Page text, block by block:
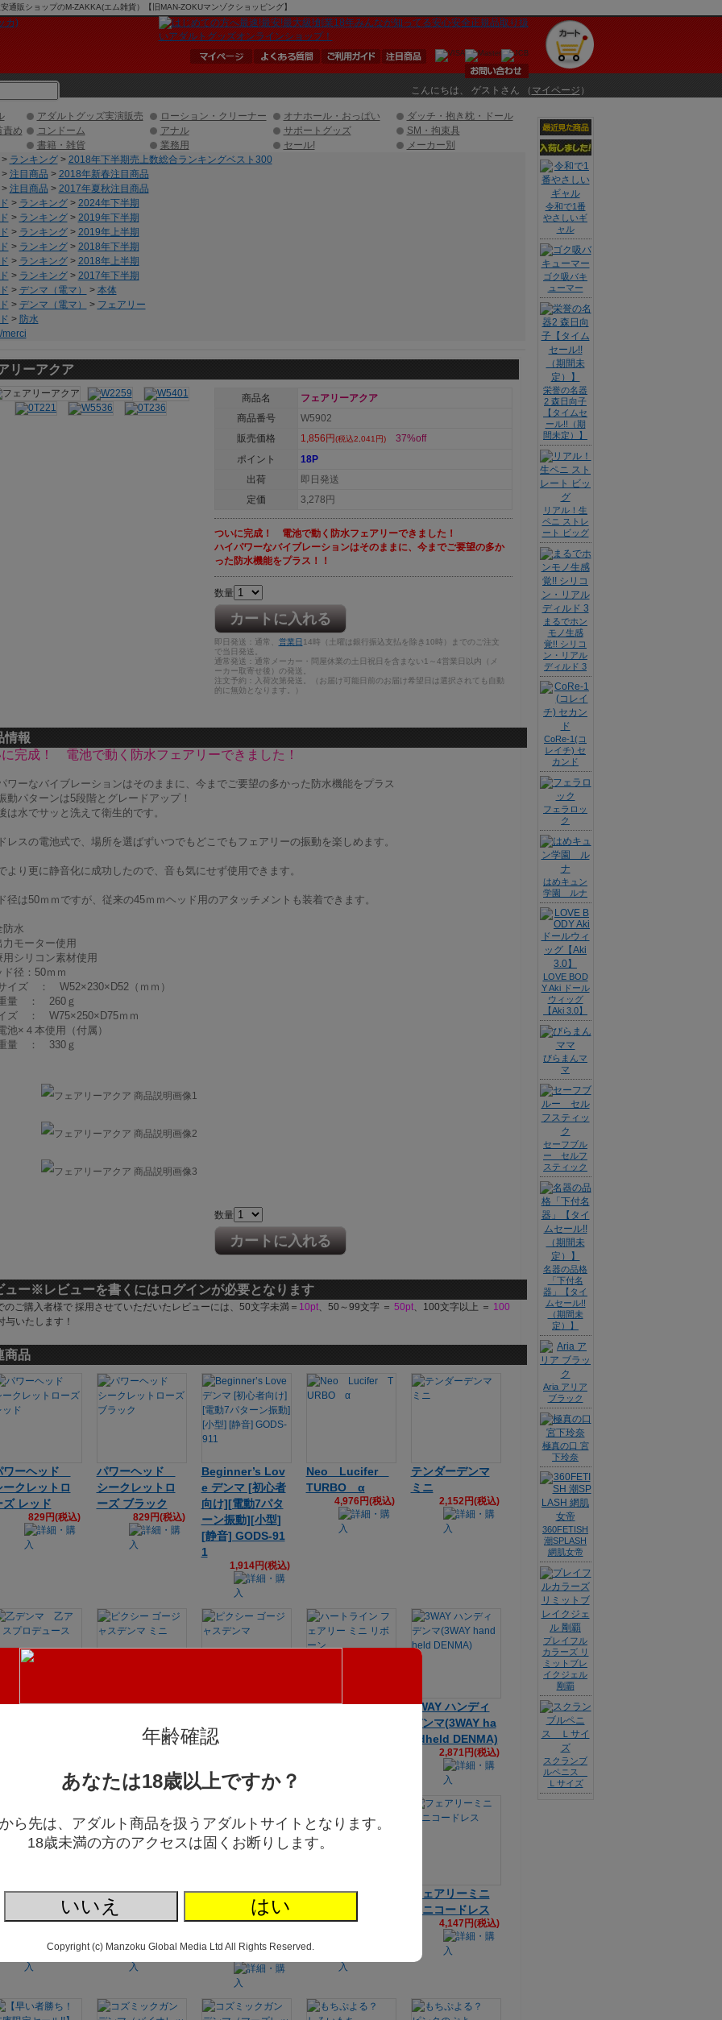
年齢確認
あなたは18歳以上ですか？
ら先は、アダルト商品を扱うアダルトサイトとなります。
18歳未満の方のアクセスは固くお断りします。
いいえ はい
Copyright (c) Manzoku Global Media Ltd All Rights Reserved.
販ショップのM-ZAKKA(エム雑貨）【旧MAN-ZOKUマンゾクショッピング】
こんにちは、 ゲストさん （ マイページ ）
アダルトグッズ実演販売 ローション・クリーナー オナホール・おっぱい
ダッチ・抱き枕・ドール
責め
コンドーム アナル サポートグッズ
SM・拘束具
書籍・雑貨
業務用 セール!
メーカー別
ランキング> 2018年下半期売上数総合ランキングベスト300
注目商品 > 2018年新春注目商品
注目商品 > 2017年夏秋注目商品
> ランキング> 2024年下半期
> ランキング> 2019年下半期
> ランキング> 2019年上半期
> ランキング> 2018年下半期
> ランキング> 2018年上半期
> ランキング> 2017年下半期
> デンマ（電マ） > 本体
> デンマ（電マ） > フェアリー
> 防水
merci
リーアクア
商品名
フェアリーアクア
商品番号
W5902
販売価格
1,856円(税込2,041円)
37%off
ポイント
18P
出荷
即日発送
定価
3,278円
ついに完成！ 電池で動く防水フェアリーできました！
ハイパワーなバイブレーションはそのままに、今までご要望の多か
った防水機能をプラス！！
数量
カートに入れる
即日発送：通常、 営業日 14時（土曜は銀行振込支払を除き10時）までのご注文
で当日発送。
通常発送：通常メーカー・問屋休業の土日祝日を含まない1～4営業日以内（メ
ーカー取寄せ後）の発送。
注文予約：入荷次第発送。（お届け可能日前のお届け希望日は選択されても自動
的に無効となります。）
情報
完成！ 電池で動く防水フェアリーできました！
ワーなバイブレーションはそのままに、今までご要望の多かった防水機能をプラス
動パターンは5段階とグレードアップ！
は水でサッと洗えて衛生的です。
レスの電池式で、場所を選ばずいつでもどこでもフェアリーの振動を楽しめます。
より更に静音化に成功したので、音も気にせず使用できます。
径は50ｍｍですが、従来の45ｍｍヘッド用のアタッチメントも装着できます。
防水
モーター使用
シリコン素材使用
径：50ｍｍ
イズ ： W52×230×D52（ｍｍ）
量 ： 260ｇ
ズ ： W75×250×D75ｍｍ
池×４本使用（付属）
量 ： 330ｇ
数量
カートに入れる
ュー※レビューを書くにはログインが必要となります
のご購入者様で 採用させていただいたレビューには、50文字未満＝ 10pt、50～99文字 ＝ 50pt、100文字以上 ＝ 100
与いたします！
商品
ワーヘッド
ークレットロ
ズ レッド
829円(税込)
パワーヘッド
シークレットロ
ーズ ブラック
829円(税込)
Beginner’s Lov
e デンマ [初心者
向け][電動7パタ
ーン振動][小型]
[静音] GODS-91
1
1,914円(税込)
Neo Lucifer
TURBO α
4,976円(税込)
テンダーデンマ
ミニ
2,152円(税込)
デンマ 乙ア
ピクシー ゴージ
5,502円(税込)
ピクシー ゴージ
ハートライン フ
3WAY ハンディ
デンマ(3WAY ha
ndheld DENMA)
2,871円(税込)
ェアリーミニ
ニ用アタッチ
ント オルガ
フェアリーミニ
ミニ用アタッチ
メント アナル
フェアリーミニ
ミニ用アタッチ
メント G-スポッ
ト
フェアリーミニ
メント エネマ
フェアリーミニ
ミニコードレス
4,147円(税込)
令和で1番
やさしいギ
ャル
ゴク吸バキ
ューマー
栄誉の名器
2 森日向子
【タイムセ
ール!!（期
間未定）】
リアル！生
ペニ ストレ
ート ビッグ
まるでホン
モノ生感
覚!! シリコ
ン・リアル
ディルド 3
CoRe-1(コ
レイチ) セ
カンド
フェラロッ
ク
はめキュン
学園 ルナ
LOVE BOD
Y Aki ドール
ウィッグ
【Aki 3.0】
びらまんマ
マ
セーフブル
ー セルフ
スティック
名器の品格
「下付名
器」【タイ
ムセール!!
（期間未
定）】
Aria アリア
ブラック
極真の口 宮
下玲奈
360FETISH
潮SPLASH
網肌女帝
プレイフル
カラーズ リ
ミットブレ
イクジェル
剛覇
スクランブ
ルペニス
Ｌサイズ